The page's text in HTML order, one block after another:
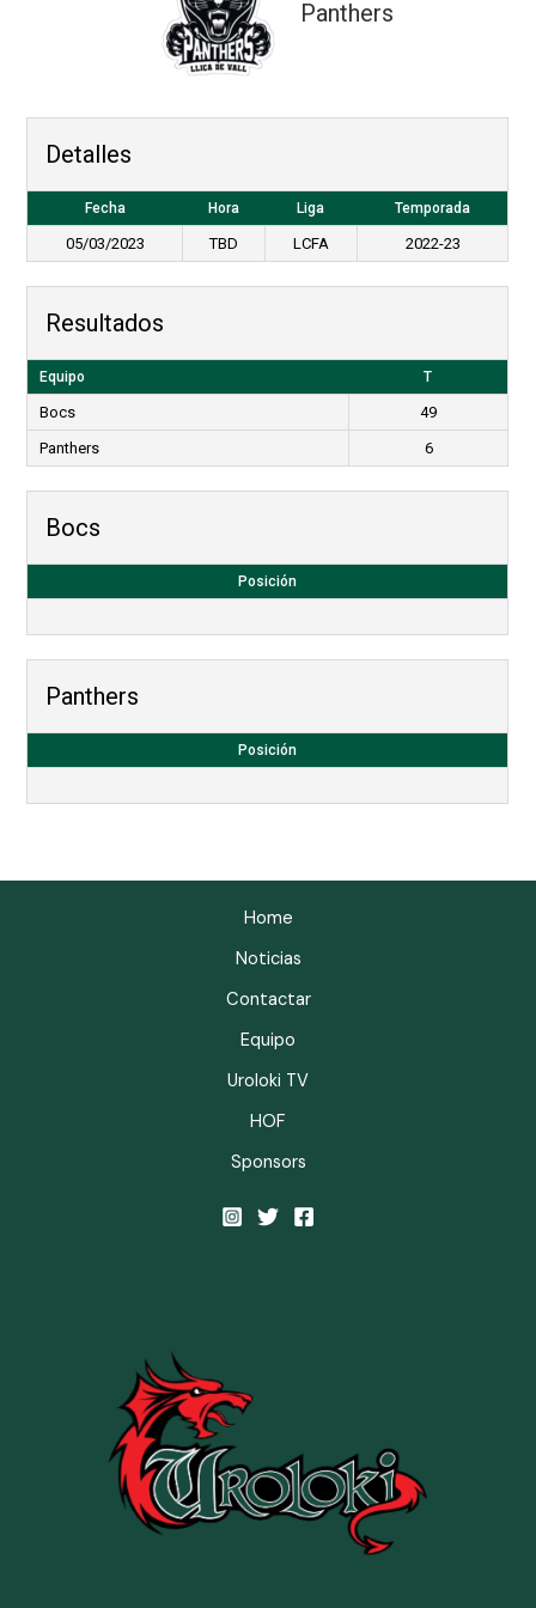
Panthers
Detalles
Fecha Hora Liga Temporada
05/03/2023 TBD LCFA 2022-23
Resultados
Equipo T
Bocs
49
Panthers
6
Bocs
Posición
Panthers
Posición
Home
Noticias
Contactar
Equipo
Uroloki TV
HOF
Sponsors